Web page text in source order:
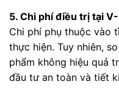
5. Chi phí điều trị tại
Chi phí phụ thuộc vào
thực hiện. Tuy nhiên,
phẩm không hiệu quả
đầu tư an toàn và tiết